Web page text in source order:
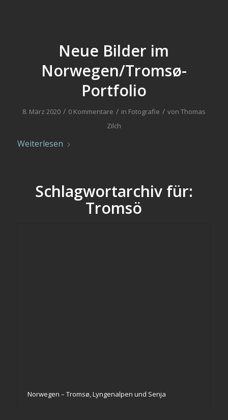
Neue Bilder im
Norwegen/Tromsø-
Portfolio
8. März 2020 / 0 Kommentare / in Fotografie / von Thomas
Zilch
Weiterlesen
Schlagwortarchiv für:
Tromsö
Norwegen – Tromsø, Lyngenalpen und Senja